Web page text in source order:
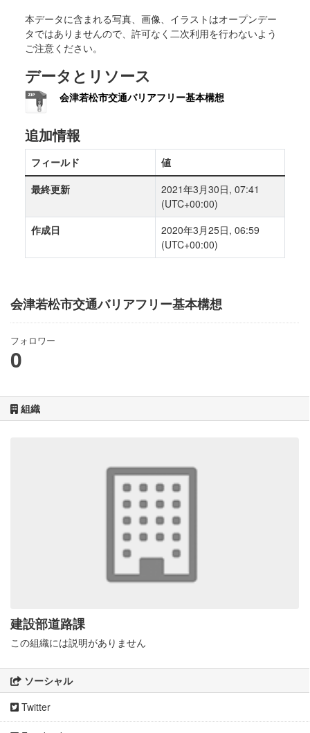
会津若松市交通バリアフリー基本構想
フォロワー
0
組織
建設部道路課
この組織には説明がありません
ソーシャル
Twitter
本データに含まれる写真、画像、イラストはオープンデー
タではありませんので、許可なく二次利用を行わないよう
ご注意ください。
データとリソース
会津若松市交通バリアフリー基本構想
追加情報
フィールド
値
最終更新
2021年3月30日, 07:41
(UTC+00:00)
作成日
2020年3月25日, 06:59
(UTC+00:00)